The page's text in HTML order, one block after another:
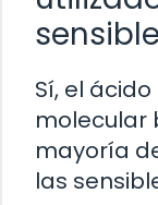
Sí, el
molecular
mayoría
las